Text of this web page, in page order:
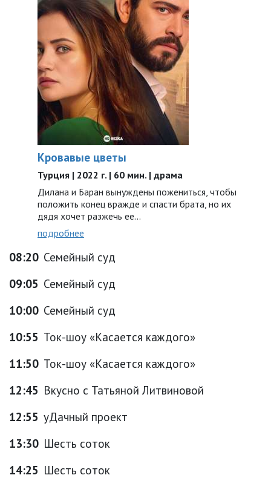
Кровавые цветы
Турция | 2022 г. | 60 мин. | драма
Дилана и Баран вынуждены пожениться, чтобы
положить конец вражде и спасти брата, но их
дядя хочет разжечь ее…
подробнее
08:20 Семейный суд
09:05 Семейный суд
10:00 Семейный суд
10:55 Ток-шоу «Касается каждого»
11:50 Ток-шоу «Касается каждого»
12:45 Вкусно с Татьяной Литвиновой
12:55 уДачный проект
13:30 Шесть соток
14:25 Шесть соток